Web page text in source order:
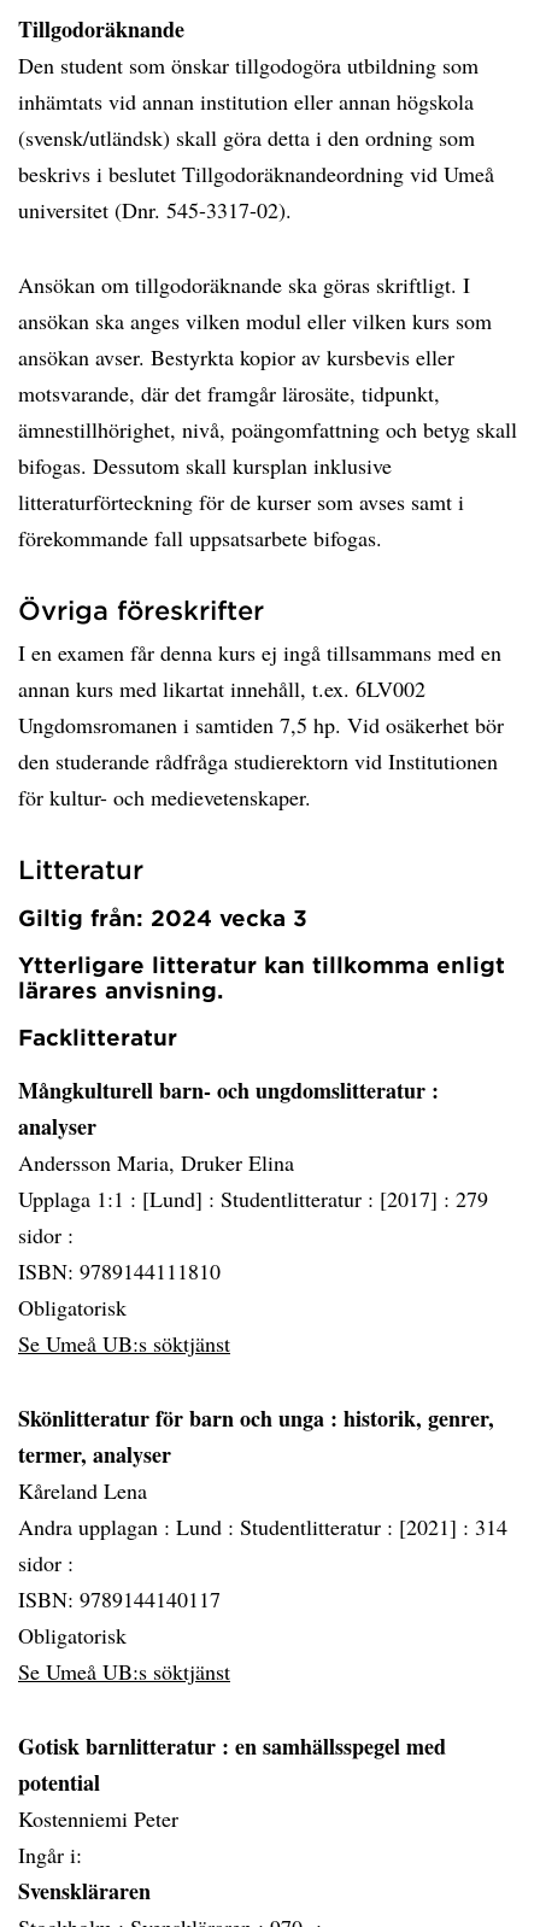
Tillgodoräknande
Den student som önskar tillgodogöra utbildning som
inhämtats vid annan institution eller annan högskola
(svensk/utländsk) skall göra detta i den ordning som
beskrivs i beslutet Tillgodoräknandeordning vid Umeå
universitet (Dnr. 545-3317-02).
Ansökan om tillgodoräknande ska göras skriftligt. I
ansökan ska anges vilken modul eller vilken kurs som
ansökan avser. Bestyrkta kopior av kursbevis eller
motsvarande, där det framgår lärosäte, tidpunkt,
ämnestillhörighet, nivå, poängomfattning och betyg skall
bifogas. Dessutom skall kursplan inklusive
litteraturförteckning för de kurser som avses samt i
förekommande fall uppsatsarbete bifogas.
Övriga föreskrifter
I en examen får denna kurs ej ingå tillsammans med en
annan kurs med likartat innehåll, t.ex. 6LV002
Ungdomsromanen i samtiden 7,5 hp. Vid osäkerhet bör
den studerande rådfråga studierektorn vid Institutionen
för kultur- och medievetenskaper.
Litteratur
Giltig från: 2024 vecka 3
Ytterligare litteratur kan tillkomma enligt
lärares anvisning.
Facklitteratur
Mångkulturell barn- och ungdomslitteratur :
analyser
Andersson Maria, Druker Elina
Upplaga 1:1 : [Lund] : Studentlitteratur : [2017] : 279
sidor :
ISBN: 9789144111810
Obligatorisk
Se Umeå UB:s söktjänst
Skönlitteratur för barn och unga : historik, genrer,
termer, analyser
Kåreland Lena
Andra upplagan : Lund : Studentlitteratur : [2021] : 314
sidor :
ISBN: 9789144140117
Obligatorisk
Se Umeå UB:s söktjänst
Gotisk barnlitteratur : en samhällsspegel med
potential
Kostenniemi Peter
Ingår i:
Svenskläraren